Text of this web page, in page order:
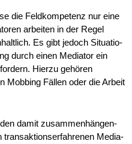
die Feldkom­pe­tenz nur eine
arbei­ten in der Regel
Es gibt jedoch Situa­tio­
durch einen Media­tor ein
Hierzu gehören
Mobbing Fällen oder die Arbeit
damit zusam­men­hän­gen­
trans­ak­ti­ons­er­fah­re­nen Media­